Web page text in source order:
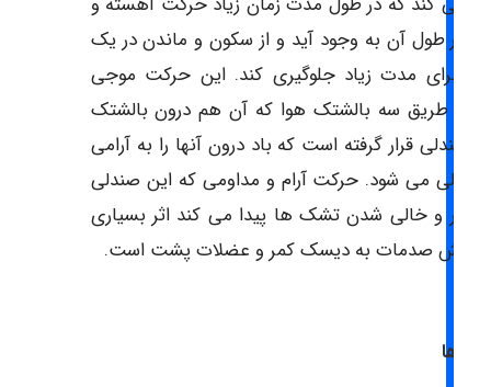
در طول آن به وجود آید و از سکون و ماندن در یک
برای مدت زیاد جلوگیری کند. این حرکت موجی
از طریق سه بالشتک هوا که آن هم درون بالشتک
صندلی قرار گرفته است که باد درون آنها را به آرامی
و خالی می شود. حرکت آرام و مداومی که این صندلی
اثر پر و خالی شدن تشک ها پیدا می کند اثر بسیاری
کاهش صدمات به دیسک کمر و عضلات پشت است.
ها